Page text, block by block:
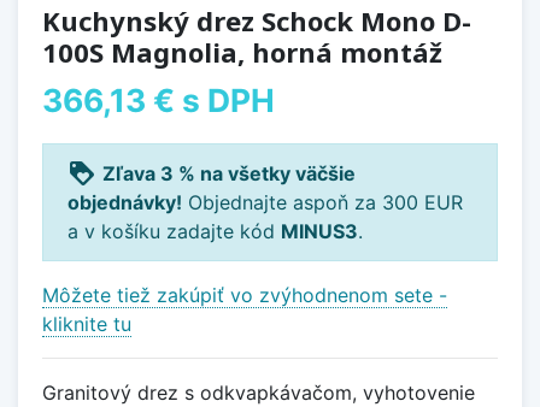
Kuchynský drez Schock Mono D-
100S Magnolia, horná montáž
366,13 € s DPH
loyalty Zľava 3 % na všetky väčšie
objednávky! Objednajte aspoň za 300 EUR
a v košíku zadajte kód MINUS3.
Môžete tiež zakúpiť vo zvýhodnenom sete -
kliknite tu
Granitový drez s odkvapkávačom, vyhotovenie